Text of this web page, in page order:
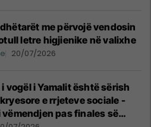
me përvojë vendosin
letre higjienike në valixhe
20/07/2026
vogël i Yamalit është sërish
e rrjeteve sociale -
pas finales së